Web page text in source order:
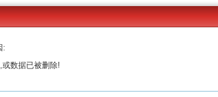
:
数据已被删除!